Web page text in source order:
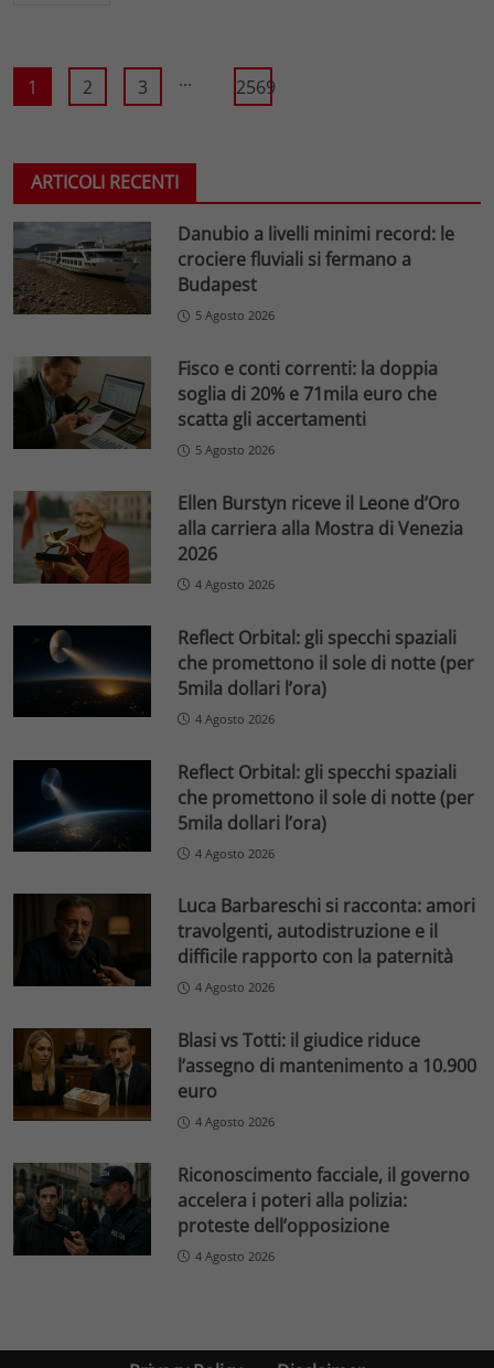
1 2 3 ... 2569
ARTICOLI RECENTI
Danubio a livelli minimi record: le
crociere fluviali si fermano a
Budapest
5 Agosto 2026
Fisco e conti correnti: la doppia
soglia di 20% e 71mila euro che
scatta gli accertamenti
5 Agosto 2026
Ellen Burstyn riceve il Leone d’Oro
alla carriera alla Mostra di Venezia
2026
4 Agosto 2026
Reflect Orbital: gli specchi spaziali
che promettono il sole di notte (per
5mila dollari l’ora)
4 Agosto 2026
Reflect Orbital: gli specchi spaziali
che promettono il sole di notte (per
5mila dollari l’ora)
4 Agosto 2026
Luca Barbareschi si racconta: amori
travolgenti, autodistruzione e il
difficile rapporto con la paternità
4 Agosto 2026
Blasi vs Totti: il giudice riduce
l’assegno di mantenimento a 10.900
euro
4 Agosto 2026
Riconoscimento facciale, il governo
accelera i poteri alla polizia:
proteste dell’opposizione
4 Agosto 2026